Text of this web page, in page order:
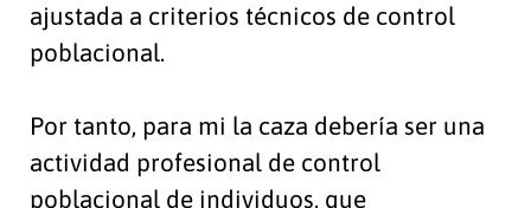
ajustada a criterios técnicos de control
poblacional.
Por tanto, para mi la caza debería ser una
actividad profesional de control
poblacional de individuos, que